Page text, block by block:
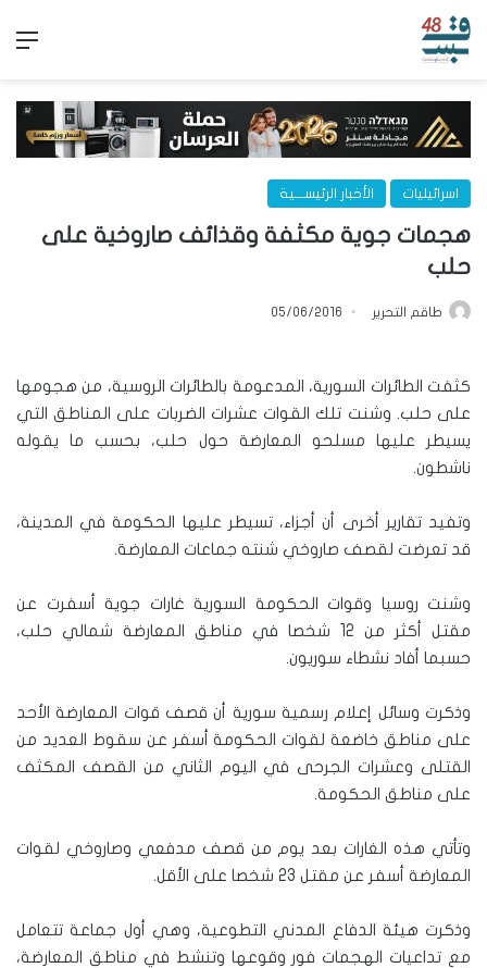
اسرائيليات الأخبار الرئيســـية
هجمات جوية مكثفة وقذائف صاروخية على
حلب
طاقم التحرير 05/06/2016
كثفت الطائرات السورية، المدعومة بالطائرات الروسية، من هجومها
على حلب. وشنت تلك القوات عشرات الضربات على المناطق التي
يسيطر عليها مسلحو المعارضة حول حلب، بحسب ما يقوله
ناشطون.
وتفيد تقارير أخرى أن أجزاء، تسيطر عليها الحكومة في المدينة،
قد تعرضت لقصف صاروخي شنته جماعات المعارضة.
وشنت روسيا وقوات الحكومة السورية غارات جوية أسفرت عن
مقتل أكثر من 12 شخصا في مناطق المعارضة شمالي حلب،
حسبما أفاد نشطاء سوريون.
وذكرت وسائل إعلام رسمية سورية أن قصف قوات المعارضة الأحد
على مناطق خاضعة لقوات الحكومة أسفر عن سقوط العديد من
القتلى وعشرات الجرحى في اليوم الثاني من القصف المكثف
على مناطق الحكومة.
وتأتي هذه الغارات بعد يوم من قصف مدفعي وصاروخي لقوات
المعارضة أسفر عن مقتل 23 شخصا على الأقل.
وذكرت هيئة الدفاع المدني التطوعية، وهي أول جماعة تتعامل
مع تداعيات الهجمات فور وقوعها وتنشط في مناطق المعارضة،